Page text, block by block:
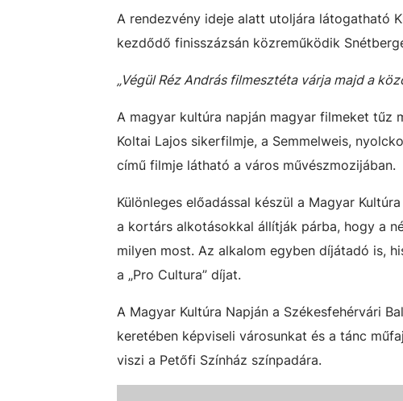
A rendezvény ideje alatt utoljára látogatható
kezdődő finisszázsán közreműködik
„Végül Réz András filmesztéta várja majd a
A magyar kultúra napján magyar filmeket tűz
Koltai Lajos sikerfilmje, a Semmelweis,
című filmje látható a város művészmozijában.
Különleges előadással készül a Magyar
a kortárs alkotásokkal állítják párba, hogy a
milyen most. Az alkalom egyben díjátadó is,
a „Pro Cultura” díjat.
A Magyar Kultúra Napján a Székesfehérvári
keretében képviseli városunkat és a tánc
viszi a Petőfi Színház színpadára.